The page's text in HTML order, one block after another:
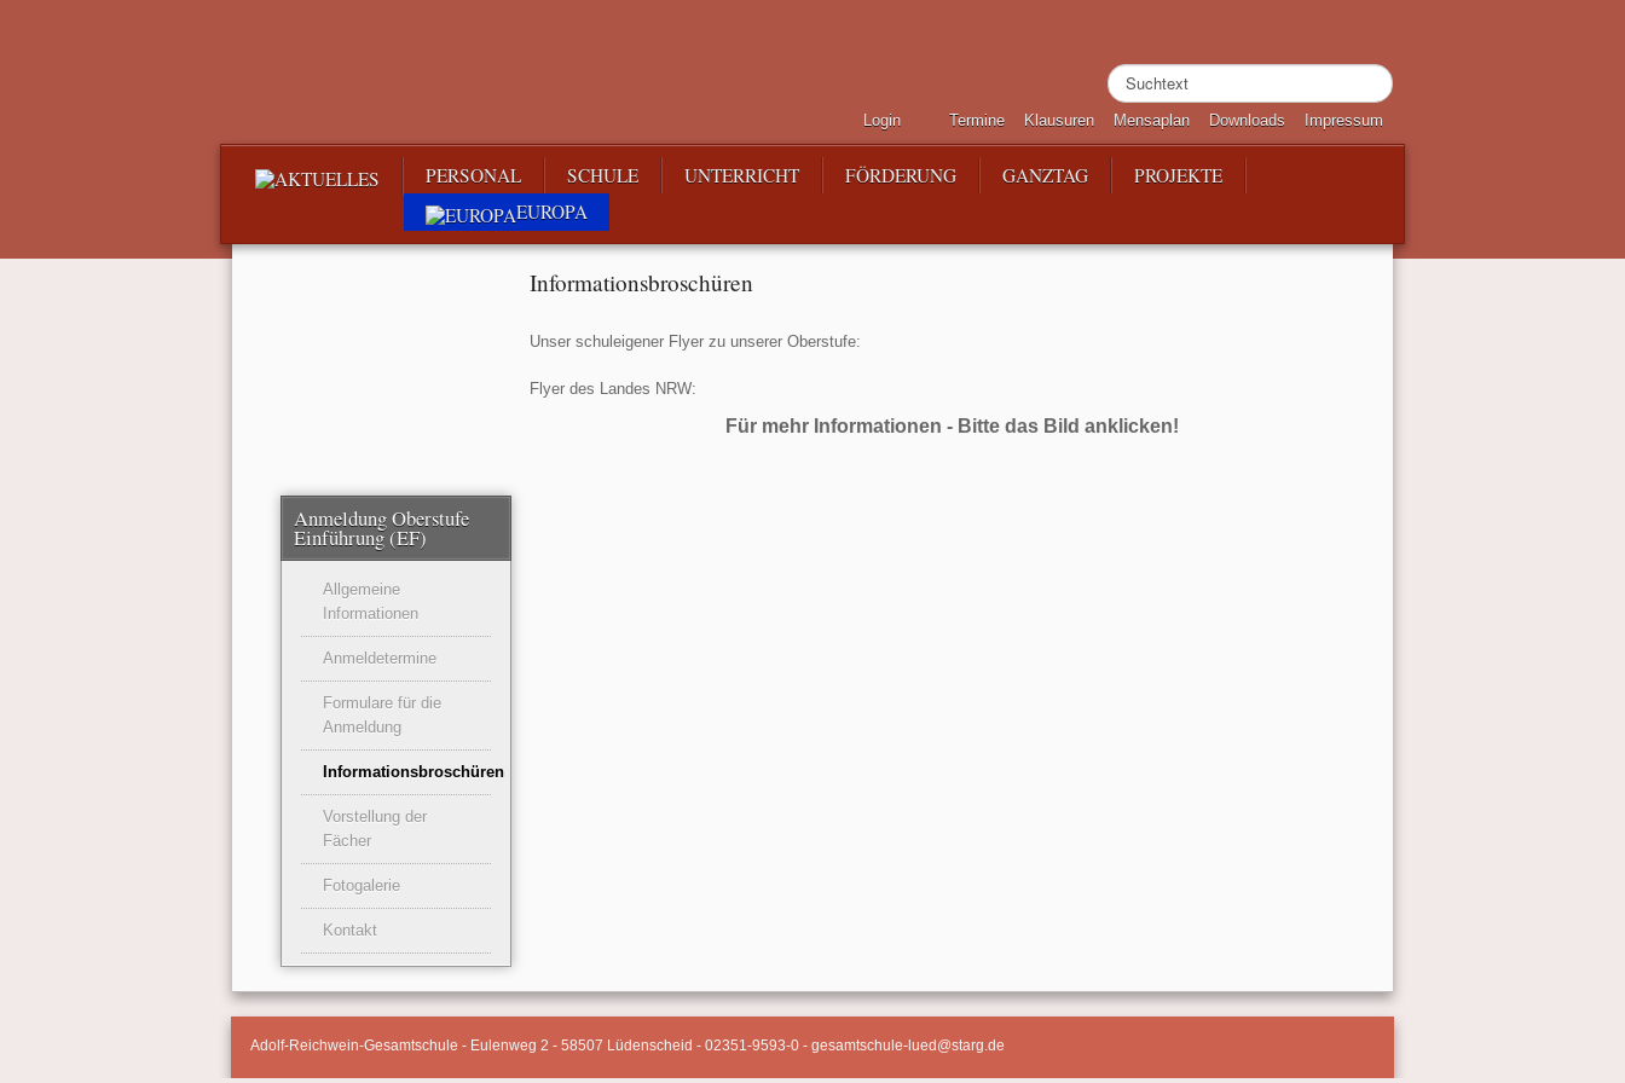
Suchen
...
Login
Termine Klausuren Mensaplan Downloads Impressum
PERSONAL SCHULE UNTERRICHT FÖRDERUNG GANZTAG
PROJEKTE
EUROPA
Informationsbroschüren
Unser schuleigener Flyer zu unserer Oberstufe:
Flyer des Landes NRW:
Für mehr Informationen - Bitte das Bild anklicken!
Anmeldung Oberstufe
Einführung (EF)
Allgemeine
Informationen
Anmeldetermine
Formulare für die
Anmeldung
Informationsbroschüren
Vorstellung der
Fächer
Fotogalerie
Kontakt
Adolf-Reichwein-Gesamtschule - Eulenweg 2 - 58507 Lüdenscheid - 02351-9593-0 - gesamtschule-lued@starg.de